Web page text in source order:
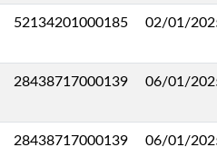
52134201000185 02/01/
28438717000139 06/01/
28438717000139 06/01/